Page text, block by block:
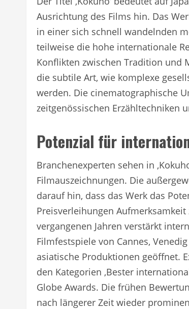
Ausrichtung des Films hin. Das
in einer sich schnell wandelnden
teilweise die hohe internationale
Konflikten zwischen Tradition und
die subtile Art, wie komplexe
werden. Die cinematographische
zeitgenössischen Erzähltechniken
Potenzial für
Branchenexperten sehen in
Filmauszeichnungen. Die
darauf hin, dass das Werk das
Preisverleihungen
vergangenen Jahren verstärkt
Filmfestspiele von Cannes,
asiatische Produktionen geöffnet.
den Kategorien ‚Bester
Globe Awards. Die frühen
nach längerer Zeit wieder